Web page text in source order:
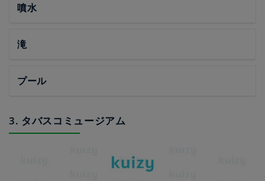
噴水
滝
プール
3. タバスコミュージアム